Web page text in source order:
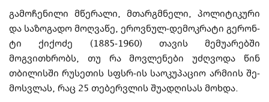
გამოჩენილი მწერალი, მთარგმნელი, პოლიტიკური
და სა­ზოგადო მო­ღვაწე, ეროვ­ნულ-დემოკრატი გე­რონ­
ტი ქიქოძე (1885-1960) თავის მემუარებში
მოგვითხრობს, თუ რა მო­­ვლენები უძღვოდა წინ
თბილისში რუსეთის სფსრ-ის საოკუპაციო არმიის შე­
მო­ს­ვ­ლას, რაც 25 თებერვლის შუადღისას მოხდა.